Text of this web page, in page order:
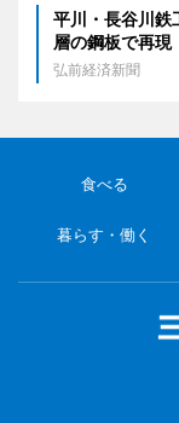
平川・長谷川
層の鋼板で再現
弘前経済新聞
食べる
暮らす・働く